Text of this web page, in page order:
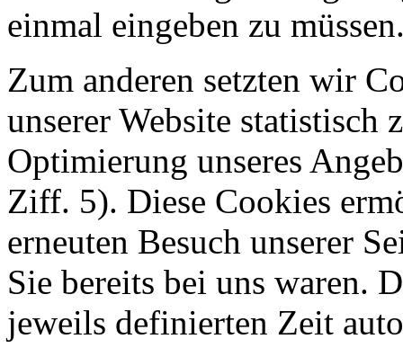
einmal eingeben zu
Zum anderen setzten wir
unserer Website statistisch
Optimierung unseres
Ziff. 5). Diese Cookies
erneuten Besuch unserer
Sie bereits bei uns waren.
jeweils definierten Zeit